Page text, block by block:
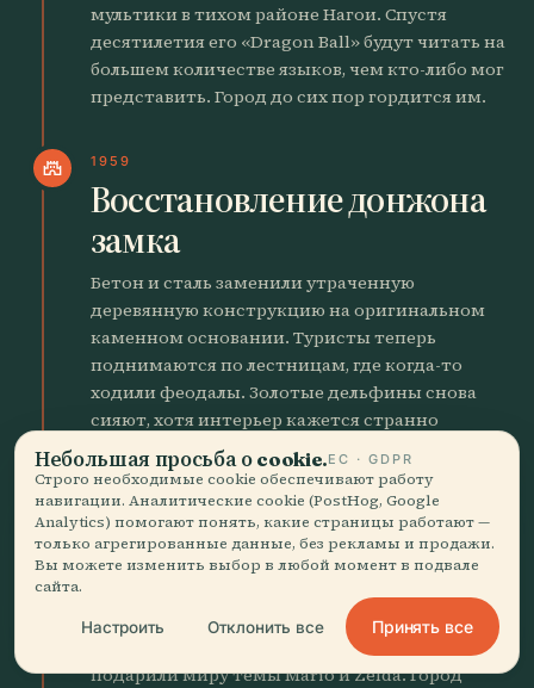
мультики в тихом районе Нагои. Спустя
десятилетия его «Dragon Ball» будут читать на
большем количестве языков, чем кто-либо мог
представить. Город до сих пор гордится им.
castle 1959
Восстановление донжона
замка
Бетон и сталь заменили утраченную
деревянную конструкцию на оригинальном
каменном основании. Туристы теперь
поднимаются по лестницам, где когда-то
ходили феодалы. Золотые дельфины снова
сияют, хотя интерьер кажется странно
современным.
music_note 1961
Рождение Кодзи Кондо
Будущий композитор Nintendo впервые
услышал мелодии на послевоенных улицах
Нагои. Его детские упражнения на пианино
подарили миру темы Mario и Zelda. Город
Небольшая просьба о cookie.ЕС · GDPR
Строго необходимые cookie обеспечивают работу
навигации. Аналитические cookie (PostHog, Google
Analytics) помогают понять, какие страницы работают —
только агрегированные данные, без рекламы и продажи.
Вы можете изменить выбор в любой момент в подвале
сайта.
Настроить Отклонить все Принять все